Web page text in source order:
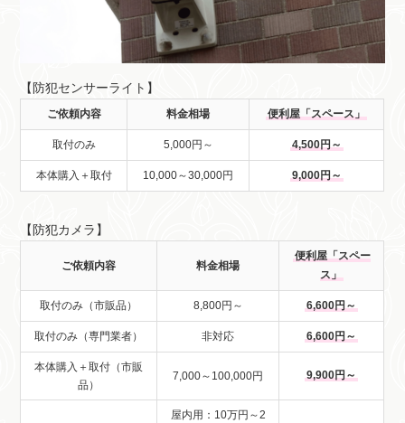
【防犯センサーライト】
ご依頼内容 料金相場 便利屋「スペース」
取付のみ 5,000円～ 4,500円～
本体購入＋取付 10,000～30,000円 9,000円～
【防犯カメラ】
ご依頼内容 料金相場
便利屋「スペー
ス」
取付のみ（市販品） 8,800円～ 6,600円～
取付のみ（専門業者） 非対応 6,600円～
本体購入＋取付（市販
品）
7,000～100,000円 9,900円～
屋内用：10万円～2